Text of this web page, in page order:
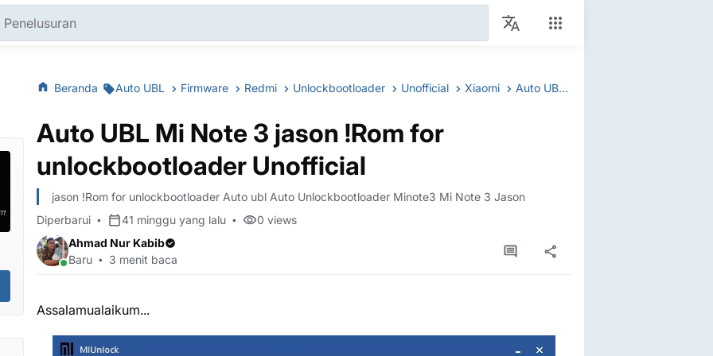
Beranda Auto UBL Firmware Redmi Unlockbootloader Unofficial Xiaomi Auto UBL Mi Note 3 jason !Rom for unlockbootloader Unofficial
Auto UBL Mi Note 3 jason !Rom for
unlockbootloader Unofficial
jason !Rom for unlockbootloader Auto ubl Auto Unlockbootloader Minote3 Mi Note 3 Jason
Diperbarui
41 minggu yang lalu 0 views
Ahmad Nur Kabib
Baru
3 menit baca
Assalamualaikum...